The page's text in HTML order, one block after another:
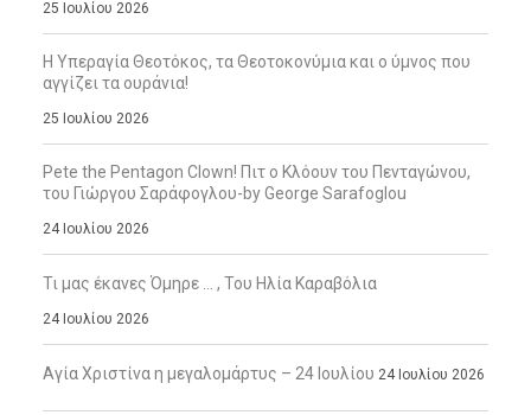
25 Ιουλίου 2026
Η Υπεραγία Θεοτόκος, τα Θεοτοκονύμια και ο ύμνος που
αγγίζει τα ουράνια!
25 Ιουλίου 2026
Pete the Pentagon Clown! Πιτ ο Κλόουν του Πενταγώνου,
του Γιώργου Σαράφογλου-by George Sarafoglou
24 Ιουλίου 2026
Τι μας έκανες Όμηρε … , Του Ηλία Καραβόλια
24 Ιουλίου 2026
Αγία Χριστίνα η μεγαλομάρτυς – 24 Ιουλίου 24 Ιουλίου 2026